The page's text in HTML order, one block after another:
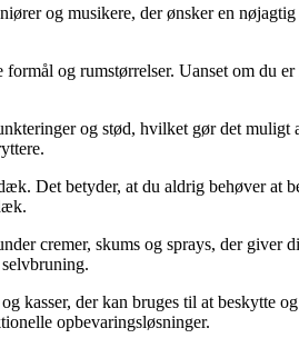
og musikere, der ønsker en
og rumstørrelser. Uanset om du er
og stød, hvilket gør det muligt
Det betyder, at du aldrig behøver at
cremer, skums og sprays, der giver
kasser, der kan bruges til at beskytte
opbevaringsløsninger.